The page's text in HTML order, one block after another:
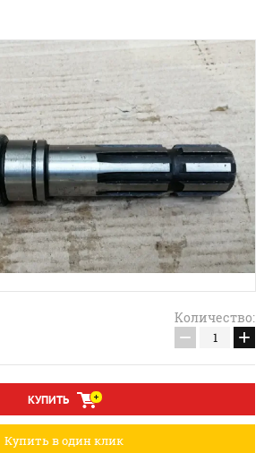
Количество:
− +
КУПИТЬ
Купить в один клик